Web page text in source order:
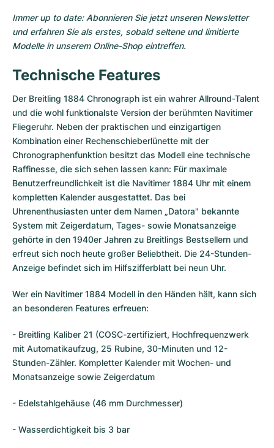
Immer up to date: Abonnieren Sie jetzt unseren Newsletter
und erfahren Sie als erstes, sobald seltene und limitierte
Modelle in unserem Online-Shop eintreffen.
Technische Features
Der Breitling 1884 Chronograph ist ein wahrer Allround-Talent
und die wohl funktionalste Version der berühmten Navitimer
Fliegeruhr. Neben der praktischen und einzigartigen
Kombination einer Rechenschieberlünette mit der
Chronographenfunktion besitzt das Modell eine technische
Raffinesse, die sich sehen lassen kann: Für maximale
Benutzerfreundlichkeit ist die Navitimer 1884 Uhr mit einem
kompletten Kalender ausgestattet. Das bei
Uhrenenthusiasten unter dem Namen „Datora" bekannte
System mit Zeigerdatum, Tages- sowie Monatsanzeige
gehörte in den 1940er Jahren zu Breitlings Bestsellern und
erfreut sich noch heute großer Beliebtheit. Die 24-Stunden-
Anzeige befindet sich im Hilfszifferblatt bei neun Uhr.
Wer ein Navitimer 1884 Modell in den Händen hält, kann sich
an besonderen Features erfreuen:
- Breitling Kaliber 21 (COSC-zertifiziert, Hochfrequenzwerk
mit Automatikaufzug, 25 Rubine, 30-Minuten und 12-
Stunden-Zähler. Kompletter Kalender mit Wochen- und
Monatsanzeige sowie Zeigerdatum
- Edelstahlgehäuse (46 mm Durchmesser)
- Wasserdichtigkeit bis 3 bar